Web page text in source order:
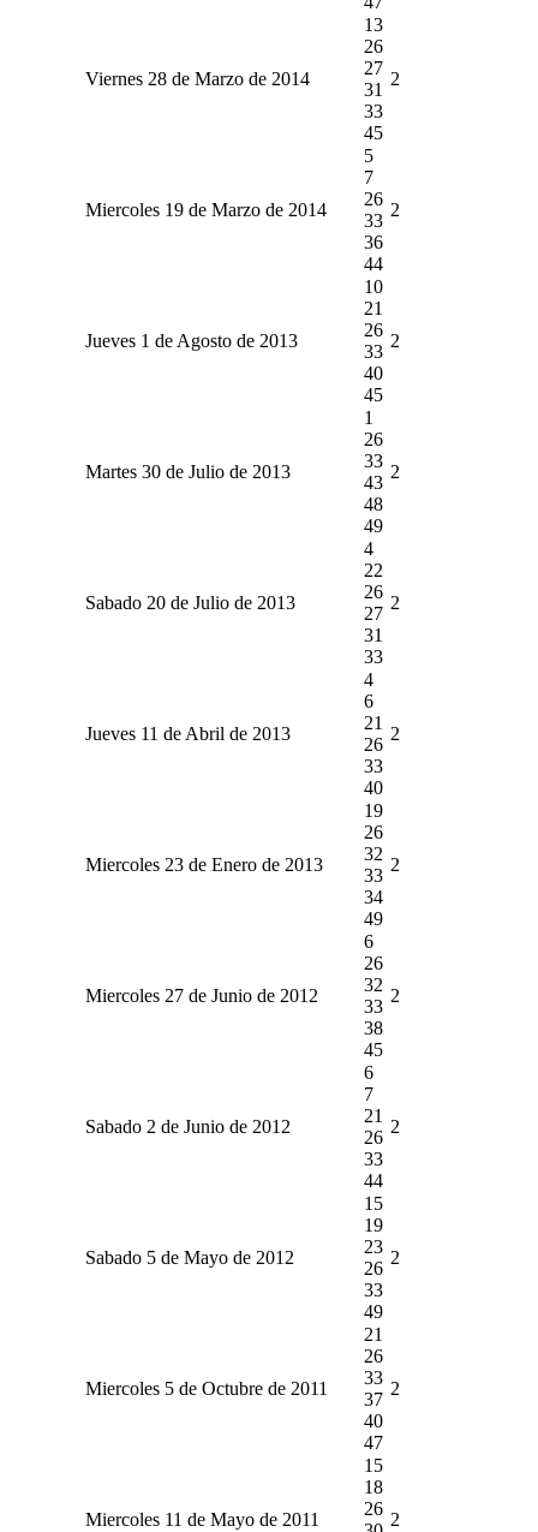
Viernes 28 de Marzo de 2014
13
26
27
31
33
45
2
Miercoles 19 de Marzo de 2014
5
7
26
33
36
44
2
Jueves 1 de Agosto de 2013
10
21
26
33
40
45
2
Martes 30 de Julio de 2013
1
26
33
43
48
49
2
Sabado 20 de Julio de 2013
4
22
26
27
31
33
2
Jueves 11 de Abril de 2013
4
6
21
26
33
40
2
Miercoles 23 de Enero de 2013
19
26
32
33
34
49
2
Miercoles 27 de Junio de 2012
6
26
32
33
38
45
2
Sabado 2 de Junio de 2012
6
7
21
26
33
44
2
Sabado 5 de Mayo de 2012
15
19
23
26
33
49
2
Miercoles 5 de Octubre de 2011
21
26
33
37
40
47
2
Miercoles 11 de Mayo de 2011
15
18
26
2